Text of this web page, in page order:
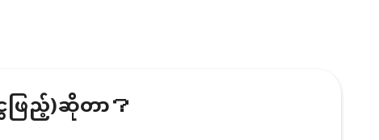
ဖြည့်)ဆိုတာ？